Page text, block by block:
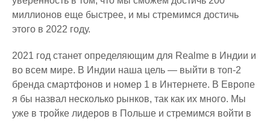
миллионов еще быстрее, и мы стремимся достичь
этого в 2022 году.
2021 год станет определяющим для Realme в Индии и
во всем мире. В Индии наша цель — выйти в топ-2
бренда смартфонов и номер 1 в Интернете. В Европе
я бы назвал несколько рынков, так как их много. Мы
уже в тройке лидеров в Польше и стремимся войти в